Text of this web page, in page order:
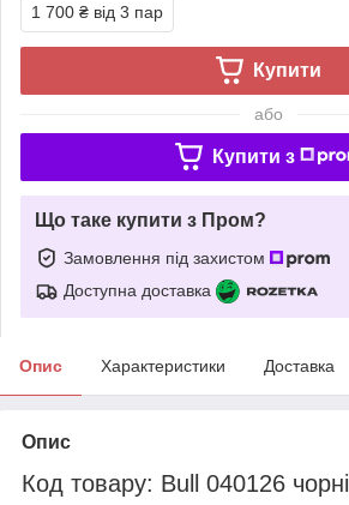
1 700 ₴ від 3 пар
Купити
або
Купити з
Що таке купити з Пром?
Замовлення під захистом
Доступна доставка
Опис Характеристики Доставка
Опис
Код товару: Bull 040126 чорні